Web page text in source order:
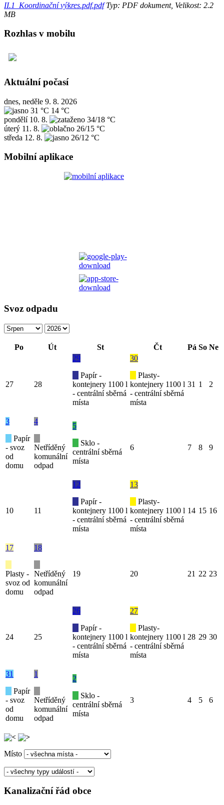
II.1_Koordinační výkres.pdf.pdfTyp: PDF dokument, Velikost: 2.2
MB
Rozhlas v mobilu
Aktuální počasí
dnes, neděle 9. 8. 2026
31 °C 14 °C
pondělí 10. 8.
34/18 °C
úterý 11. 8.
26/15 °C
středa 12. 8. 26/12 °C
Mobilní aplikace
Svoz odpadu
Po Út St Čt Pá So Ne
27 28
29
Papír -
kontejnery 1100 l
- centrální sběrná
místa
30
Plasty-
kontejnery 1100 l
- centrální sběrná
místa
31 1 2
3
Papír
- svoz
od
domu
4
Netříděný
komunální
odpad
5
Sklo -
centrální sběrná
místa
6 7 8 9
10 11
12
Papír -
kontejnery 1100 l
- centrální sběrná
místa
13
Plasty-
kontejnery 1100 l
- centrální sběrná
místa
14 15 16
17
Plasty -
svoz od
domu
18
Netříděný
komunální
odpad
19 20 21 22 23
24 25
26
Papír -
kontejnery 1100 l
- centrální sběrná
místa
27
Plasty-
kontejnery 1100 l
- centrální sběrná
místa
28 29 30
31
Papír
- svoz
od
domu
1
Netříděný
komunální
odpad
2
Sklo -
centrální sběrná
místa
3 4 5 6
Místo
Kanalizační řád obce